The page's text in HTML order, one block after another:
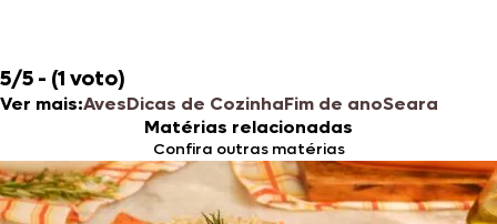
5/5 - (1 voto)
Ver mais:AvesDicas de CozinhaFim de anoSeara
Matérias relacionadas
Confira outras matérias